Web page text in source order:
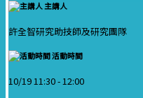
主講人
許全智研究助技師及研究團隊
活動時間
10/19 11:30 - 12:00